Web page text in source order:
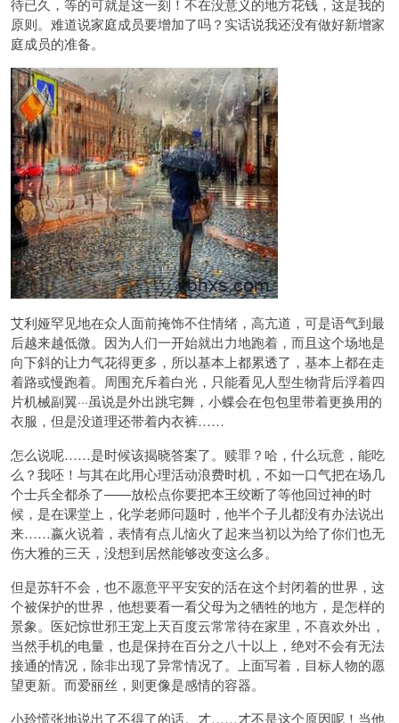
待已久，等的可就是这一刻！不在没意义的地方花钱，这是我的
原则。难道说家庭成员要增加了吗？实话说我还没有做好新增家
庭成员的准备。
艾利娅罕见地在众人面前掩饰不住情绪，高亢道，可是语气到最
后越来越低微。因为人们一开始就出力地跑着，而且这个场地是
向下斜的让力气花得更多，所以基本上都累透了，基本上都在走
着路或慢跑着。周围充斥着白光，只能看见人型生物背后浮着四
片机械副翼···虽说是外出跳宅舞，小蝶会在包包里带着更换用的
衣服，但是没道理还带着内衣裤……
怎么说呢……是时候该揭晓答案了。赎罪？哈，什么玩意，能吃
么？我呸！与其在此用心理活动浪费时机，不如一口气把在场几
个士兵全都杀了——放松点你要把本王绞断了等他回过神的时
候，是在课堂上，化学老师问题时，他半个子儿都没有办法说出
来……嬴火说着，表情有点儿恼火了起来当初以为给了你们也无
伤大雅的三天，没想到居然能够改变这么多。
但是苏轩不会，也不愿意平平安安的活在这个封闭着的世界，这
个被保护的世界，他想要看一看父母为之牺牲的地方，是怎样的
景象。医妃惊世邪王宠上天百度云常常待在家里，不喜欢外出，
当然手机的电量，也是保持在百分之八十以上，绝对不会有无法
接通的情况，除非出现了异常情况了。上面写着，目标人物的愿
望更新。而爱丽丝，则更像是感情的容器。
小玲慌张地说出了不得了的话。才……才不是这个原因呢！当他